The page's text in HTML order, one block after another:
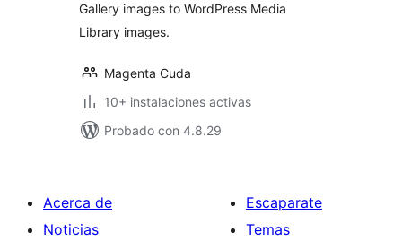
Gallery images to WordPress Media
Library images.
Magenta Cuda
10+ instalaciones activas
Probado con 4.8.29
Acerca de
Noticias
Escaparate
Temas